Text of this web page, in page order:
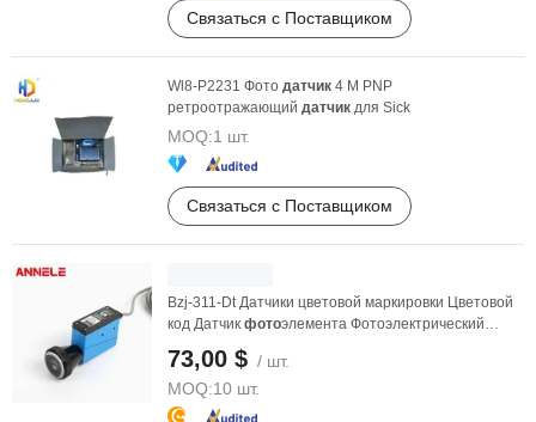
Связаться с Поставщиком
Wl8-P2231 Фото датчик 4 M PNP
ретроотражающий датчик для Sick
MOQ:1 шт.
Связаться с Поставщиком
Bzj-311-Dt Датчики цветовой маркировки Цветовой
код Датчик фотоэлемента Фотоэлектрический
73,00 $ / шт.
MOQ:10 шт.